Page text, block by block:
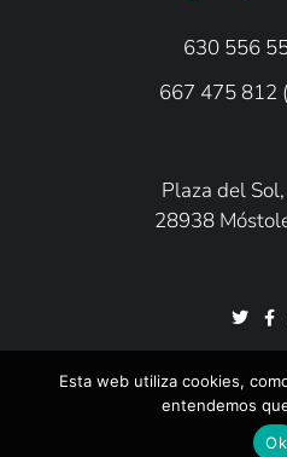
630 556
667 475 812
Plaza del
28938
Esta web utiliza cookies,
entendemos
Ok